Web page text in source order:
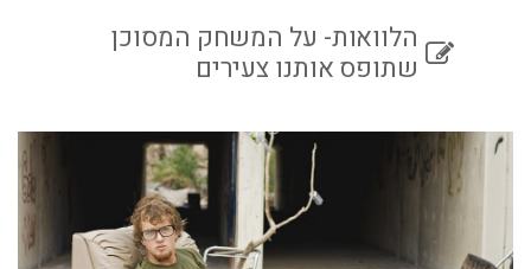
הלוואות- על המשחק המסוכן
שתופס אותנו צעירים